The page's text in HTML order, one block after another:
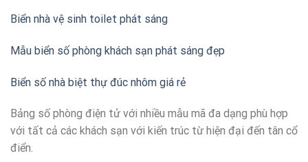
Biển nhà vệ sinh toilet phát sáng
Mẫu biển số phòng khách sạn phát sáng đẹp
Biển số nhà biệt thự đúc nhôm giá rẻ
Bảng số phòng điện tử với nhiều mẫu mã đa dạng phù hợp
với tất cả các khách sạn với kiến trúc từ hiện đại đến tân cổ
điển.